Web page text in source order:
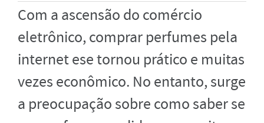
Com a ascensão do comércio
eletrônico, comprar perfumes pela
internet ese tornou prático e muitas
vezes econômico. No entanto, surge
a preocupação sobre como saber se